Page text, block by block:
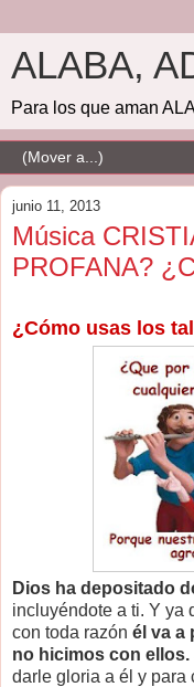
ALABA,
Para los que aman
junio 11, 2013
Música
PROFANA?
¿Cómo usas los
Dios ha depositado
incluyéndote a ti. Y ya
con toda razón él va a
no hicimos con ellos.
darle gloria a él y para